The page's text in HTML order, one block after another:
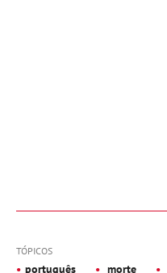
TÓPICOS
português morte